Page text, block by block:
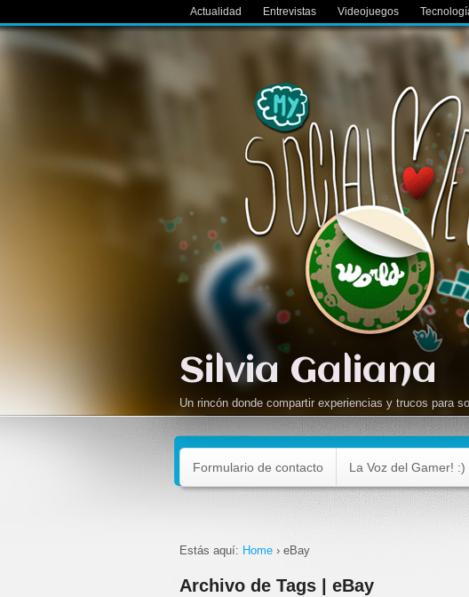
Actualidad Entrevistas Videojuegos
Silvia Galiana
Un rincón donde compartir experiencias y trucos para
Formulario de contacto La Voz del Gamer! :)
Estás aquí: Home › eBay
Archivo de Tags | eBay